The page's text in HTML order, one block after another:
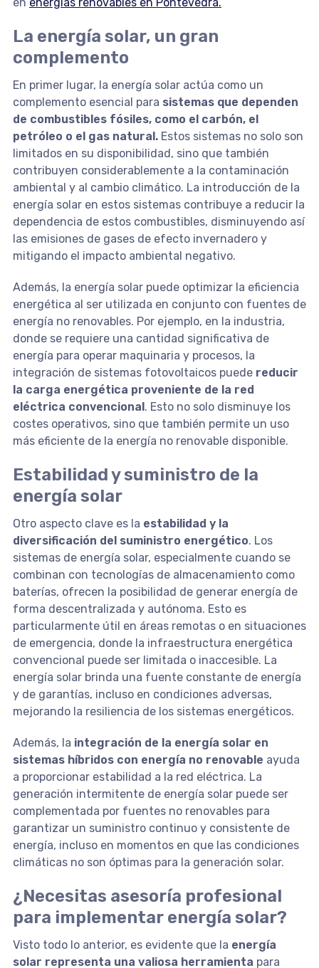
en energías renovables en Pontevedra.
La energía solar, un gran
complemento
En primer lugar, la energía solar actúa como un
complemento esencial para sistemas que dependen
de combustibles fósiles, como el carbón, el
petróleo o el gas natural. Estos sistemas no solo son
limitados en su disponibilidad, sino que también
contribuyen considerablemente a la contaminación
ambiental y al cambio climático. La introducción de la
energía solar en estos sistemas contribuye a reducir la
dependencia de estos combustibles, disminuyendo así
las emisiones de gases de efecto invernadero y
mitigando el impacto ambiental negativo.
Además, la energía solar puede optimizar la eficiencia
energética al ser utilizada en conjunto con fuentes de
energía no renovables. Por ejemplo, en la industria,
donde se requiere una cantidad significativa de
energía para operar maquinaria y procesos, la
integración de sistemas fotovoltaicos puede reducir
la carga energética proveniente de la red
eléctrica convencional . Esto no solo disminuye los
costes operativos, sino que también permite un uso
más eficiente de la energía no renovable disponible.
Estabilidad y suministro de la
energía solar
Otro aspecto clave es la estabilidad y la
diversificación del suministro energético. Los
sistemas de energía solar, especialmente cuando se
combinan con tecnologías de almacenamiento como
baterías, ofrecen la posibilidad de generar energía de
forma descentralizada y autónoma. Esto es
particularmente útil en áreas remotas o en situaciones
de emergencia, donde la infraestructura energética
convencional puede ser limitada o inaccesible. La
energía solar brinda una fuente constante de energía
y de garantías, incluso en condiciones adversas,
mejorando la resiliencia de los sistemas energéticos.
Además, la integración de la energía solar en
sistemas híbridos con energía no renovable ayuda
a proporcionar estabilidad a la red eléctrica. La
generación intermitente de energía solar puede ser
complementada por fuentes no renovables para
garantizar un suministro continuo y consistente de
energía, incluso en momentos en que las condiciones
climáticas no son óptimas para la generación solar.
¿Necesitas asesoría profesional
para implementar energía solar?
Visto todo lo anterior, es evidente que la energía
solar representa una valiosa herramienta para